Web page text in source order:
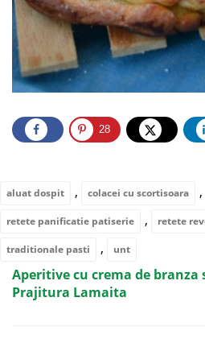
28
aluat dospit , colacei cu scortisoara ,
retete panificatie patiserie , retete
traditionale pasti , unt
Aperitive cu crema de branza
Prajitura Lamaita